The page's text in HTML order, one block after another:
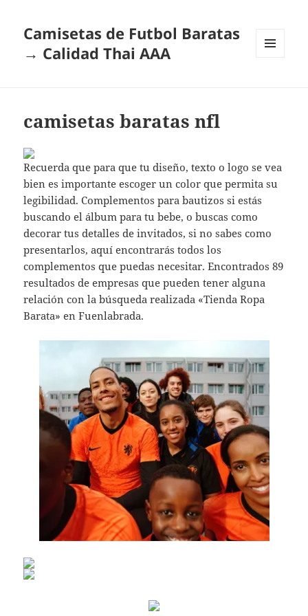
Camisetas de Futbol Baratas
→ Calidad Thai AAA
camisetas baratas nfl
Recuerda que para que tu diseño, texto o logo se vea
bien es importante escoger un color que permita su
legibilidad. Complementos para bautizos si estás
buscando el álbum para tu bebe, o buscas como
decorar tus detalles de invitados, si no sabes como
presentarlos, aquí encontrarás todos los
complementos que puedas necesitar. Encontrados 89
resultados de empresas que pueden tener alguna
relación con la búsqueda realizada «Tienda Ropa
Barata» en Fuenlabrada.